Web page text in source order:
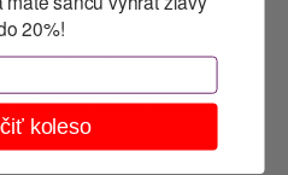
bez toho aby ste
A čo tak
ktorá vyzerá
20%!
koleso